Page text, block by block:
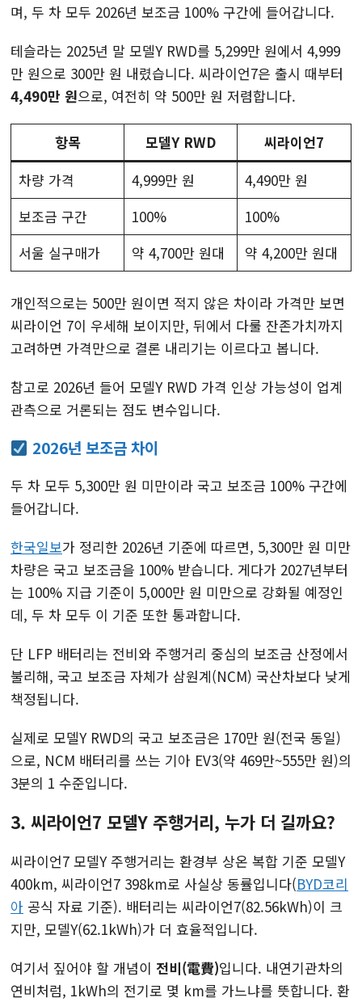
며, 두 차 모두 2026년 보조금 100% 구간에 들어갑니다.
테슬라는 2025년 말 모델Y RWD를 5,299만 원에서 4,999
만 원으로 300만 원 내렸습니다. 씨라이언7은 출시 때부터
4,490만 원으로, 여전히 약 500만 원 저렴합니다.
항목 모델Y RWD
씨라이언7
차량 가격
4,999만 원
4,490만 원
보조금 구간
100%
100%
서울 실구매가
약 4,700만 원대 약 4,200만 원대
개인적으로는 500만 원이면 적지 않은 차이라 가격만 보면
씨라이언 7이 우세해 보이지만, 뒤에서 다룰 잔존가치까지
고려하면 가격만으로 결론 내리기는 이르다고 봅니다.
참고로 2026년 들어 모델Y RWD 가격 인상 가능성이 업계
관측으로 거론되는 점도 변수입니다.
2026년 보조금 차이
두 차 모두 5,300만 원 미만이라 국고 보조금 100% 구간에
들어갑니다.
한국일보가 정리한 2026년 기준에 따르면, 5,300만 원 미만
차량은 국고 보조금을 100% 받습니다. 게다가 2027년부터
는 100% 지급 기준이 5,000만 원 미만으로 강화될 예정인
데, 두 차 모두 이 기준 또한 통과합니다.
단 LFP 배터리는 전비와 주행거리 중심의 보조금 산정에서
불리해, 국고 보조금 자체가 삼원계(NCM) 국산차보다 낮게
책정됩니다.
실제로 모델Y RWD의 국고 보조금은 170만 원(전국 동일)
으로, NCM 배터리를 쓰는 기아 EV3(약 469만~555만 원)의
3분의 1 수준입니다.
3. 씨라이언7 모델Y 주행거리, 누가 더 길까요?
씨라이언7 모델Y 주행거리는 환경부 상온 복합 기준 모델Y
400km, 씨라이언7 398km로 사실상 동률입니다(BYD코리
아 공식 자료 기준). 배터리는 씨라이언7(82.56kWh)이 크
지만, 모델Y(62.1kWh)가 더 효율적입니다.
여기서 짚어야 할 개념이 전비(電費)입니다. 내연기관차의
연비처럼, 1kWh의 전기로 몇 km를 가느냐를 뜻합니다. 환